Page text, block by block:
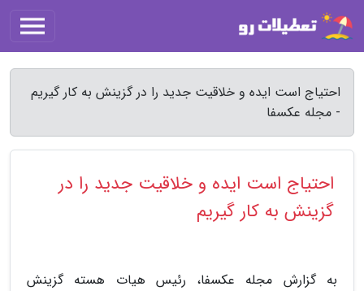
احتیاج است ایده و خلاقیت جدید را در گزینش به کار گیریم
- مجله عکسفا
احتیاج است ایده و خلاقیت جدید را در
گزینش به کار گیریم
به گزارش مجله عکسفا، رئیس هیات هسته گزینش